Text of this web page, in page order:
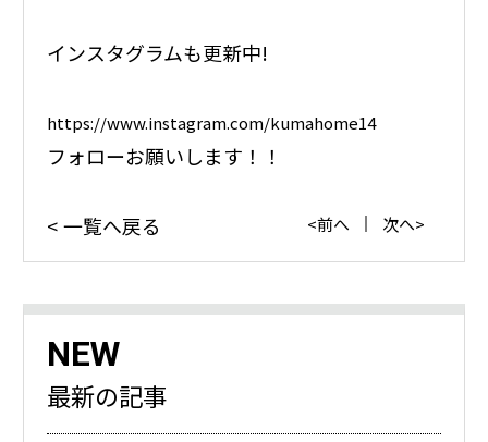
インスタグラムも更新中!
https://www.instagram.com/kumahome14
フォローお願いします！！
一覧へ戻る 前へ 次へ
NEW
最新の記事